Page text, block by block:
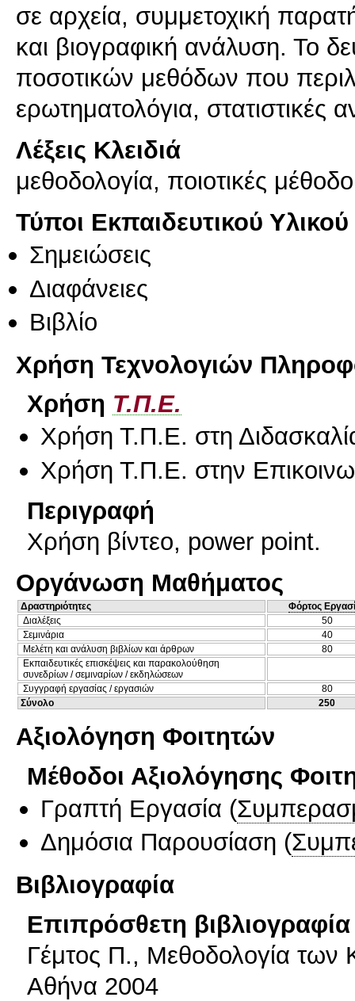
σε αρχεία, συμμετοχική
και βιογραφική ανάλυση. Το
ποσοτικών μεθόδων που
ερωτηματολόγια, στατιστικές
Λέξεις Κλειδιά
μεθοδολογία, ποιοτικές
Τύποι Εκπαιδευτικού Υλικού
Σημειώσεις
Διαφάνειες
Βιβλίο
Χρήση Τεχνολογιών
Χρήση Τ.Π.Ε.
Χρήση Τ.Π.Ε. στη
Χρήση Τ.Π.Ε. στην
Περιγραφή
Χρήση βίντεο, power point.
Οργάνωση Μαθήματος
Δραστηριότητες
Φόρτος
Διαλέξεις
50
Σεμινάρια
40
Μελέτη και ανάλυση βιβλίων και άρθρων
80
Εκπαιδευτικές επισκέψεις και παρακολούθηση
συνεδρίων / σεμιναρίων / εκδηλώσεων
Συγγραφή εργασίας / εργασιών
80
Σύνολο
250
Αξιολόγηση Φοιτητών
Μέθοδοι Αξιολόγησης
Γραπτή Εργασία (
Δημόσια Παρουσίαση (
Βιβλιογραφία
Επιπρόσθετη βιβλιογραφία
Γέμτος Π., Μεθοδολογία
Αθήνα 2004